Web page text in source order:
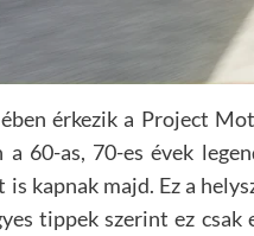
érkezik a Project
a 60-as, 70-es évek
kapnak majd. Ez a
tippek szerint ez